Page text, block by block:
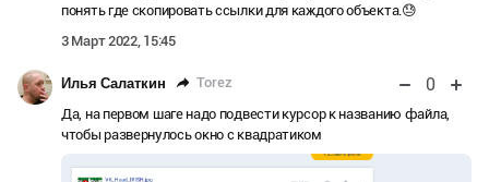
понять где скопировать ссылки для каждого объекта.😓
3 Март 2022, 15:45
Илья Салаткин Torez 0
Да, на первом шаге надо подвести курсор к названию файла,
чтобы развернулось окно с квадратиком